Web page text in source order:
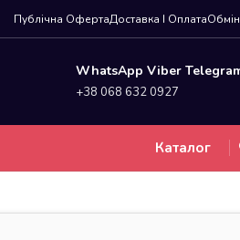
Публічна ОфертаДоставка І Оплата
WhatsApp Viber
+38 068 632 0927
Каталог